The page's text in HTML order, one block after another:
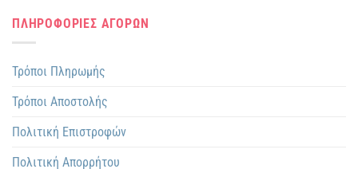
ΠΛΗΡΟΦΟΡΙΕΣ ΑΓΟΡΩΝ
Τρόποι Πληρωμής
Τρόποι Αποστολής
Πολιτική Επιστροφών
Πολιτική Απορρήτου